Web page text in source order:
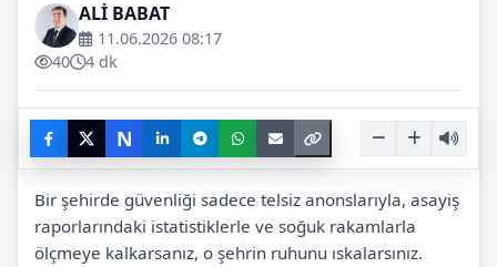
ALİ BABAT
11.06.2026 08:17
40
4 dk
N
Bir şehirde güvenliği sadece telsiz anonslarıyla, asayiş
raporlarındaki istatistiklerle ve soğuk rakamlarla
ölçmeye kalkarsanız, o şehrin ruhunu ıskalarsınız.